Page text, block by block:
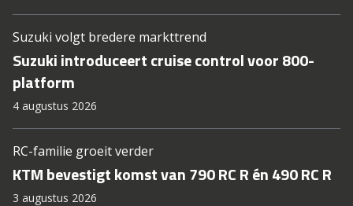
Suzuki volgt bredere markttrend
Suzuki introduceert cruise control voor 800-
platform
4 augustus 2026
RC-familie groeit verder
KTM bevestigt komst van 790 RC R én 490 RC R
3 augustus 2026